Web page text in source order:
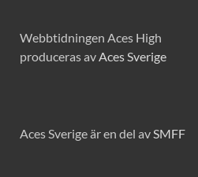
Webbtidningen Aces High
produceras avAces Sverige
Aces Sverige är en del avSMFF